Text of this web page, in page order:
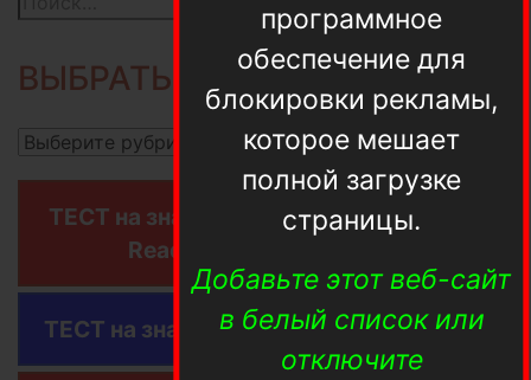
программное
обеспечение для
блокировки рекламы,
которое мешает
полной загрузке
страницы.
Добавьте этот веб-сайт
в белый список или
отключите
ВЫБРАТЬ РУБРИКУ:
ТЕСТ на знание фишек и сюжета игры
Read Dead Redemption 2
ТЕСТ на знание фишек Cyberpunk 2077